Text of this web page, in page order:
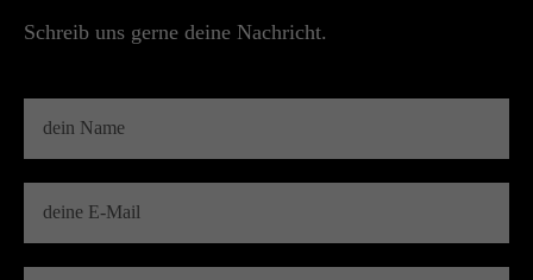
dis parturient montes, nascetur ridiculus mus.
Schreib uns gerne deine Nachricht.